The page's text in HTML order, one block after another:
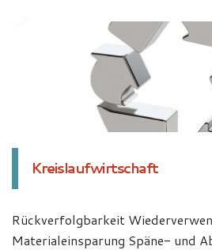
Kreislaufwirtschaft
Rückverfolgbarkeit
Materialeinsparung Späne- und